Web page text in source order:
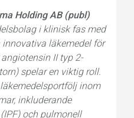
Holding AB (publ)
i klinisk fas med
läkemedel för
II typ 2-
spelar en viktig roll.
inom
inkluderande
och pulmonell